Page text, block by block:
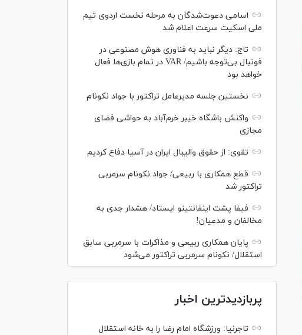
اسامی دعوت‌شدگان به مرحله نخست اردوی تیم
ملی اسکیت سرعت اعلام شد
تاج: دیگر نباید به فناوری هوش مصنوعی در
فوتبال بی‌توجه باشیم/ VAR در تمام بازی‌ها فعال
خواهد بود
نخستین جلسه مدیرعامل تراکتور با جواد نکونام
واکنش باشگاه خیبر خرم‌آباد به حواشی فضای
مجازی
تقوی: از حقوق والیبال ایران در آسیا دفاع کردیم
قطع همکاری با ربیعی/ جواد نکونام سرمربی
تراکتور شد
فیفا پشت اینفانتینو ایستاد/ هشدار جدی به
مخالفان و مدعیان!
پایان همکاری ربیعی و مذاکرات با سرمربی سابق
استقلال/ نکونام سرمربی تراکتور می‌شود
پربازدیدترین اخبار
تاجرنیا: ورزشگاه امام رضا را به خانه استقلال